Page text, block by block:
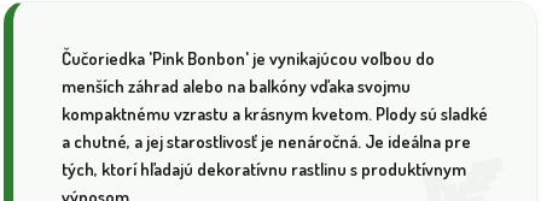
Čučoriedka 'Pink Bonbon' je vynikajúcou voľbou do
menších záhrad alebo na balkóny vďaka svojmu
kompaktnému vzrastu a krásnym kvetom. Plody sú sladké
a chutné, a jej starostlivosť je nenáročná. Je ideálna pre
tých, ktorí hľadajú dekoratívnu rastlinu s produktívnym
výnosom.